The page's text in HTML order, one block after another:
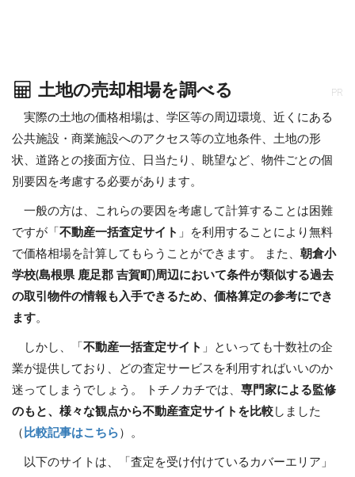
土地の売却相場を調べる PR
実際の土地の価格相場は、学区等の周辺環境、近くにある
公共施設・商業施設へのアクセス等の立地条件、土地の形
状、道路との接面方位、日当たり、眺望など、物件ごとの個
別要因を考慮する必要があります。
一般の方は、これらの要因を考慮して計算することは困難
ですが「 不動産一括査定サイト 」を利用することにより無料
で価格相場を計算してもらうことができます。 また、 朝倉小
学校(島根県 鹿足郡 吉賀町)周辺において条件が類似する過去
の取引物件の情報も入手できるため、価格算定の参考にでき
ます。
しかし、「 不動産一括査定サイト 」といっても十数社の企
業が提供しており、どの査定サービスを利用すればいいのか
迷ってしまうでしょう。 トチノカチでは、 専門家による監修
のもと、様々な観点から不動産査定サイトを比較 しました
（ 比較記事はこちら ）。
以下のサイトは、「査定を受け付けているカバーエリア」